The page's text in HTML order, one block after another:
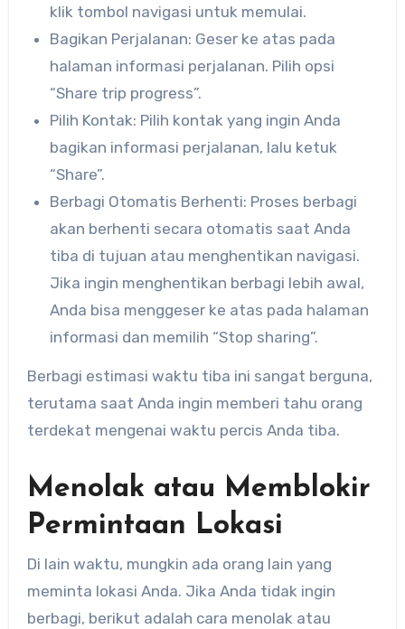
klik tombol navigasi untuk memulai.
Bagikan Perjalanan: Geser ke atas pada
halaman informasi perjalanan. Pilih opsi
“Share trip progress”.
Pilih Kontak: Pilih kontak yang ingin Anda
bagikan informasi perjalanan, lalu ketuk
“Share”.
Berbagi Otomatis Berhenti: Proses berbagi
akan berhenti secara otomatis saat Anda
tiba di tujuan atau menghentikan navigasi.
Jika ingin menghentikan berbagi lebih awal,
Anda bisa menggeser ke atas pada halaman
informasi dan memilih “Stop sharing”.
Berbagi estimasi waktu tiba ini sangat berguna,
terutama saat Anda ingin memberi tahu orang
terdekat mengenai waktu percis Anda tiba.
Menolak atau Memblokir
Permintaan Lokasi
Di lain waktu, mungkin ada orang lain yang
meminta lokasi Anda. Jika Anda tidak ingin
berbagi, berikut adalah cara menolak atau